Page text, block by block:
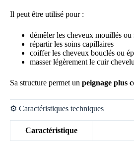
Il peut être utilisé pour :
démêler les cheveux mouillés ou
répartir les soins capillaires
coiffer les cheveux bouclés ou
masser légèrement le cuir chevelu
Sa structure permet un peignage plus
⚙️ Caractéristiques techniques
Caractéristique